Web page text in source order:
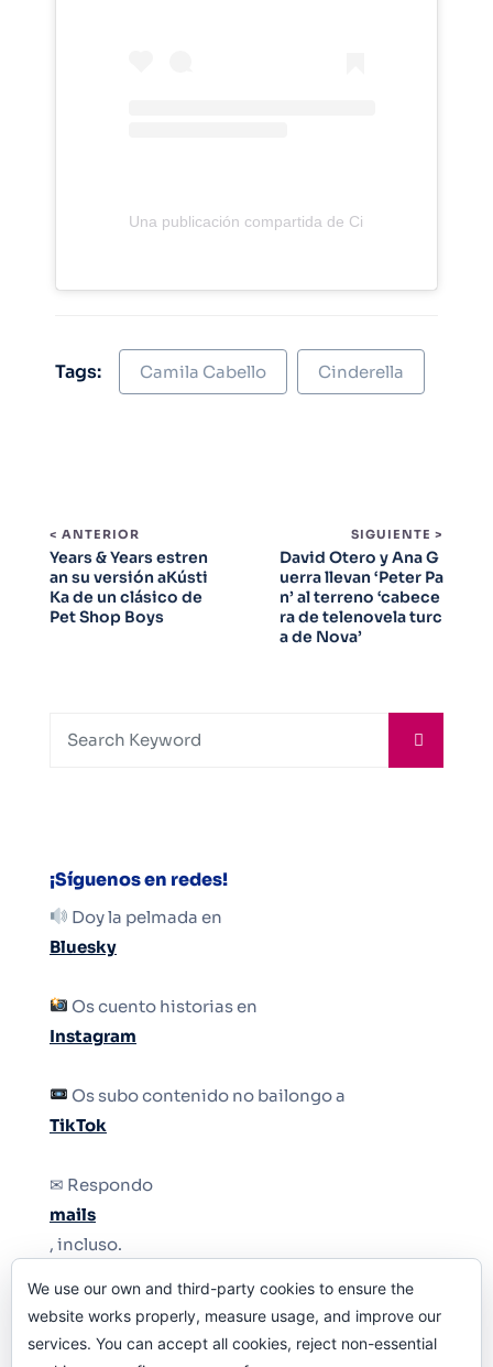
Una publicación compartida de Cinderella Movie
Tags: Camila Cabello Cinderella
< ANTERIOR
Years & Years estren
an su versión aKústi
Ka de un clásico de
Pet Shop Boys
SIGUIENTE >
David Otero y Ana G
uerra llevan ‘Peter Pa
n’ al terreno ‘cabece
ra de telenovela turc
a de Nova’
¡Síguenos en redes!
Doy la pelmada en
Bluesky
Os cuento historias en
Instagram
Os subo contenido no bailongo a
TikTok
✉ Respondo
mails
, incluso.
Y si una persona no puede tener teléfono, que
le quiten el teléfono.
We use our own and third-party cookies to ensure the
website works properly, measure usage, and improve our
services. You can accept all cookies, reject non-essential